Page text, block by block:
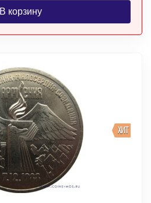
В корзину
ХИТ